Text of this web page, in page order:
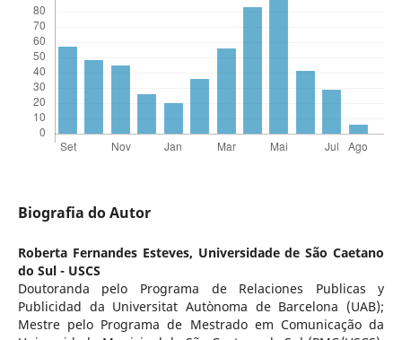
Biografia do Autor
Roberta Fernandes Esteves, Universidade de São Caetano
do Sul - USCS
Doutoranda pelo Programa de Relaciones Publicas y
Publicidad da Universitat Autònoma de Barcelona (UAB);
Mestre pelo Programa de Mestrado em Comunicação da